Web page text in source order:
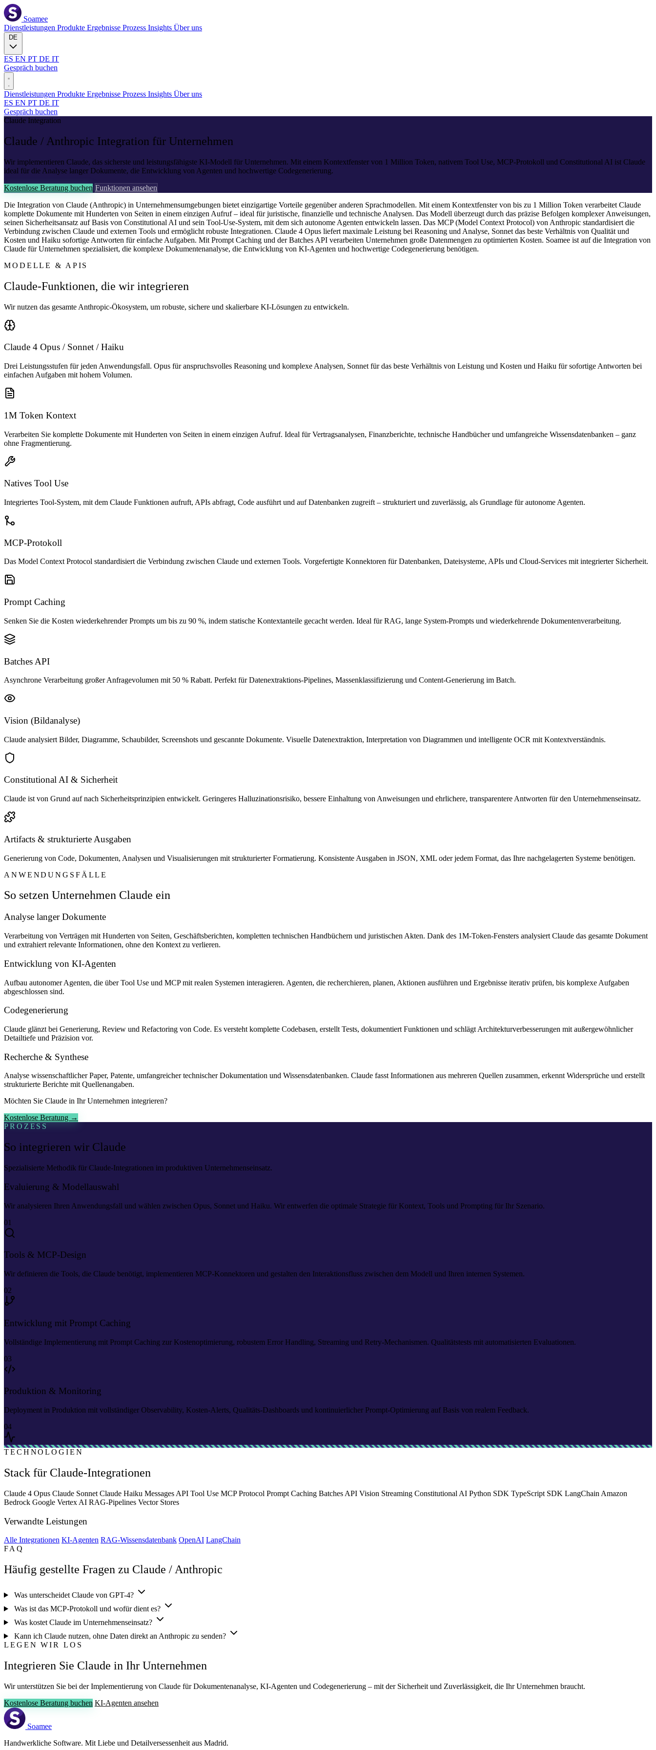
Soamee
Dienstleistungen Produkte Ergebnisse Prozess Insights Über uns
ES EN PT DE IT
Gespräch buchen
Dienstleistungen Produkte Ergebnisse Prozess Insights Über uns
ES EN PT DE IT
Gespräch buchen
Claude Integration
Claude / Anthropic Integration für Unternehmen
Wir implementieren Claude, das sicherste und leistungsfähigste KI-Modell für Unternehmen. Mit einem Kontextfenster von 1 Million Token, nativem Tool Use, MCP-Protokoll und Constitutional AI ist Claude
ideal für die Analyse langer Dokumente, die Entwicklung von Agenten und hochwertige Codegenerierung.
Kostenlose Beratung buchen Funktionen ansehen
Die Integration von Claude (Anthropic) in Unternehmensumgebungen bietet einzigartige Vorteile gegenüber anderen Sprachmodellen. Mit einem Kontextfenster von bis zu 1 Million Token verarbeitet Claude
komplette Dokumente mit Hunderten von Seiten in einem einzigen Aufruf – ideal für juristische, finanzielle und technische Analysen. Das Modell überzeugt durch das präzise Befolgen komplexer Anweisungen,
seinen Sicherheitsansatz auf Basis von Constitutional AI und sein Tool-Use-System, mit dem sich autonome Agenten entwickeln lassen. Das MCP (Model Context Protocol) von Anthropic standardisiert die
Verbindung zwischen Claude und externen Tools und ermöglicht robuste Integrationen. Claude 4 Opus liefert maximale Leistung bei Reasoning und Analyse, Sonnet das beste Verhältnis von Qualität und
Kosten und Haiku sofortige Antworten für einfache Aufgaben. Mit Prompt Caching und der Batches API verarbeiten Unternehmen große Datenmengen zu optimierten Kosten. Soamee ist auf die Integration von
Claude für Unternehmen spezialisiert, die komplexe Dokumentenanalyse, die Entwicklung von KI-Agenten und hochwertige Codegenerierung benötigen.
MODELLE & APIS
Claude-Funktionen, die wir integrieren
Wir nutzen das gesamte Anthropic-Ökosystem, um robuste, sichere und skalierbare KI-Lösungen zu entwickeln.
Claude 4 Opus / Sonnet / Haiku
Drei Leistungsstufen für jeden Anwendungsfall. Opus für anspruchsvolles Reasoning und komplexe Analysen, Sonnet für das beste Verhältnis von Leistung und Kosten und Haiku für sofortige Antworten bei
einfachen Aufgaben mit hohem Volumen.
1M Token Kontext
Verarbeiten Sie komplette Dokumente mit Hunderten von Seiten in einem einzigen Aufruf. Ideal für Vertragsanalysen, Finanzberichte, technische Handbücher und umfangreiche Wissensdatenbanken – ganz
ohne Fragmentierung.
Natives Tool Use
Integriertes Tool-System, mit dem Claude Funktionen aufruft, APIs abfragt, Code ausführt und auf Datenbanken zugreift – strukturiert und zuverlässig, als Grundlage für autonome Agenten.
MCP-Protokoll
Das Model Context Protocol standardisiert die Verbindung zwischen Claude und externen Tools. Vorgefertigte Konnektoren für Datenbanken, Dateisysteme, APIs und Cloud-Services mit integrierter Sicherheit.
Prompt Caching
Senken Sie die Kosten wiederkehrender Prompts um bis zu 90 %, indem statische Kontextanteile gecacht werden. Ideal für RAG, lange System-Prompts und wiederkehrende Dokumentenverarbeitung.
Batches API
Asynchrone Verarbeitung großer Anfragevolumen mit 50 % Rabatt. Perfekt für Datenextraktions-Pipelines, Massenklassifizierung und Content-Generierung im Batch.
Vision (Bildanalyse)
Claude analysiert Bilder, Diagramme, Schaubilder, Screenshots und gescannte Dokumente. Visuelle Datenextraktion, Interpretation von Diagrammen und intelligente OCR mit Kontextverständnis.
Constitutional AI & Sicherheit
Claude ist von Grund auf nach Sicherheitsprinzipien entwickelt. Geringeres Halluzinationsrisiko, bessere Einhaltung von Anweisungen und ehrlichere, transparentere Antworten für den Unternehmenseinsatz.
Artifacts & strukturierte Ausgaben
Generierung von Code, Dokumenten, Analysen und Visualisierungen mit strukturierter Formatierung. Konsistente Ausgaben in JSON, XML oder jedem Format, das Ihre nachgelagerten Systeme benötigen.
ANWENDUNGSFÄLLE
So setzen Unternehmen Claude ein
Analyse langer Dokumente
Verarbeitung von Verträgen mit Hunderten von Seiten, Geschäftsberichten, kompletten technischen Handbüchern und juristischen Akten. Dank des 1M-Token-Fensters analysiert Claude das gesamte Dokument
und extrahiert relevante Informationen, ohne den Kontext zu verlieren.
Entwicklung von KI-Agenten
Aufbau autonomer Agenten, die über Tool Use und MCP mit realen Systemen interagieren. Agenten, die recherchieren, planen, Aktionen ausführen und Ergebnisse iterativ prüfen, bis komplexe Aufgaben
abgeschlossen sind.
Codegenerierung
Claude glänzt bei Generierung, Review und Refactoring von Code. Es versteht komplette Codebasen, erstellt Tests, dokumentiert Funktionen und schlägt Architekturverbesserungen mit außergewöhnlicher
Detailtiefe und Präzision vor.
Recherche & Synthese
Analyse wissenschaftlicher Paper, Patente, umfangreicher technischer Dokumentation und Wissensdatenbanken. Claude fasst Informationen aus mehreren Quellen zusammen, erkennt Widersprüche und erstellt
strukturierte Berichte mit Quellenangaben.
Möchten Sie Claude in Ihr Unternehmen integrieren?
Kostenlose Beratung →
PROZESS
So integrieren wir Claude
Spezialisierte Methodik für Claude-Integrationen im produktiven Unternehmenseinsatz.
Evaluierung & Modellauswahl
Wir analysieren Ihren Anwendungsfall und wählen zwischen Opus, Sonnet und Haiku. Wir entwerfen die optimale Strategie für Kontext, Tools und Prompting für Ihr Szenario.
01
Tools & MCP-Design
Wir definieren die Tools, die Claude benötigt, implementieren MCP-Konnektoren und gestalten den Interaktionsfluss zwischen dem Modell und Ihren internen Systemen.
02
Entwicklung mit Prompt Caching
Vollständige Implementierung mit Prompt Caching zur Kostenoptimierung, robustem Error Handling, Streaming und Retry-Mechanismen. Qualitätstests mit automatisierten Evaluationen.
03
Produktion & Monitoring
Deployment in Produktion mit vollständiger Observability, Kosten-Alerts, Qualitäts-Dashboards und kontinuierlicher Prompt-Optimierung auf Basis von realem Feedback.
04
TECHNOLOGIEN
Stack für Claude-Integrationen
Claude 4 Opus Claude Sonnet Claude Haiku Messages API Tool Use MCP Protocol Prompt Caching Batches API Vision Streaming Constitutional AI Python SDK TypeScript SDK LangChain Amazon
Bedrock Google Vertex AI RAG-Pipelines Vector Stores
Verwandte Leistungen
Alle Integrationen KI-Agenten RAG-Wissensdatenbank OpenAI LangChain
FAQ
Häufig gestellte Fragen zu Claude / Anthropic
Was unterscheidet Claude von GPT-4?
Was ist das MCP-Protokoll und wofür dient es?
Was kostet Claude im Unternehmenseinsatz?
Kann ich Claude nutzen, ohne Daten direkt an Anthropic zu senden?
LEGEN WIR LOS
Integrieren Sie Claude in Ihr Unternehmen
Wir unterstützen Sie bei der Implementierung von Claude für Dokumentenanalyse, KI-Agenten und Codegenerierung – mit der Sicherheit und Zuverlässigkeit, die Ihr Unternehmen braucht.
Kostenlose Beratung buchen KI-Agenten ansehen
Soamee
Handwerkliche Software. Mit Liebe und Detailversessenheit aus Madrid.